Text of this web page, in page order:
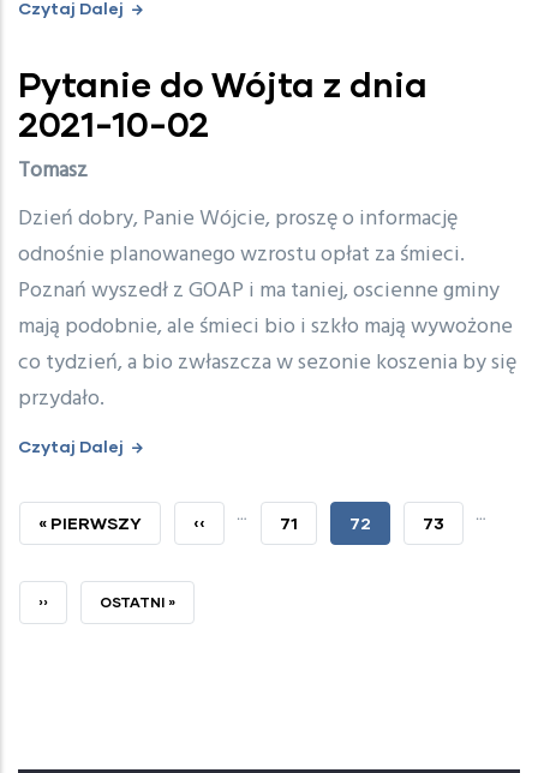
Czytaj Dalej
Pytanie do Wójta z dnia
2021-10-02
Tomasz
Dzień dobry, Panie Wójcie, proszę o informację
odnośnie planowanego wzrostu opłat za śmieci.
Poznań wyszedł z GOAP i ma taniej, oscienne gminy
mają podobnie, ale śmieci bio i szkło mają wywożone
co tydzień, a bio zwłaszcza w sezonie koszenia by się
przydało.
Czytaj Dalej
PIERWSZA
« PIERWSZY
POPRZEDNIA
‹‹ … PAGE
71
BIEŻĄCA
72 PAGE
73 …
NASTĘPNA
›› OSTATNIA
OSTATNI »